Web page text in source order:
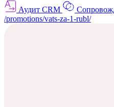
Аудит CRM
/promotions/vats-za-1-rubl/